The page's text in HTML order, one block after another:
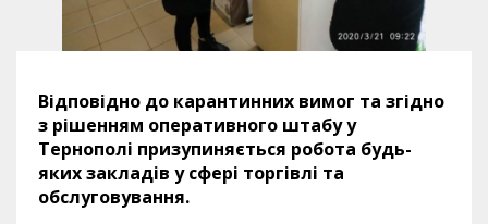
Відповідно до карантинних вимог та згідно
з рішенням оперативного штабу у
Тернополі призупиняється робота будь-
яких закладів у сфері торгівлі та
обслуговування.